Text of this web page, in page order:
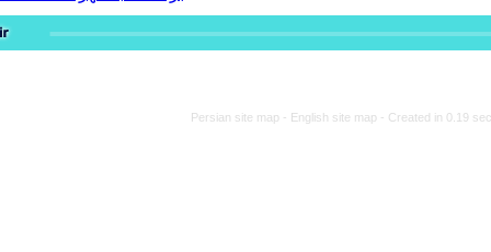
Persian site map -